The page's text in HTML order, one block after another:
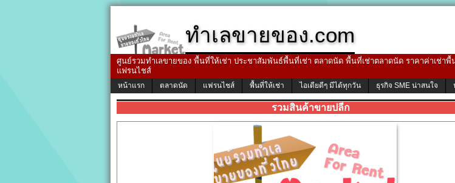
ทำเลขายของ.com
ศูนย์รวมทำเลขายของ พื้นที่ให้เช่า ประชาสัมพันธ์พื้นที่เช่า ตลาดนัด พื้นที่เช่าตลาดนัด ราคาค่าเช่า
แฟรนไชส์
หน้าแรก ตลาดนัด แฟรนไชส์ พื้นที่ให้เช่า ไอเดียดีๆ มีได้ทุกวัน ธุรกิจ SME น่าสนใจ
รวมสินค้าขายปลีก